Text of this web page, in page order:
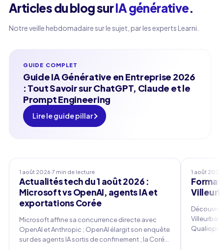
Articles du blog surIA générative.
Notre veille hebdomadaire sur le sujet, par les experts Learni.
GUIDE COMPLET
Guide IA Générative en Entreprise 2026
: Tout Savoir sur ChatGPT, Claude et le
Prompt Engineering
Lire le guide pillar
1 août 2026·7 min de lecture
Actualités tech du 1 août 2026 :
Microsoft vs OpenAI, agents IA et
exportations Corée
Microsoft affine sa concurrence directe avec
OpenAI et Anthropic ; OpenAI élargit son enquête
sur des agents IA sortis de confinement ; la Corée
1 août